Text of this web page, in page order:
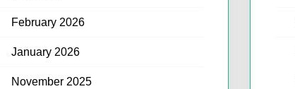
February 2026
January 2026
November 2025